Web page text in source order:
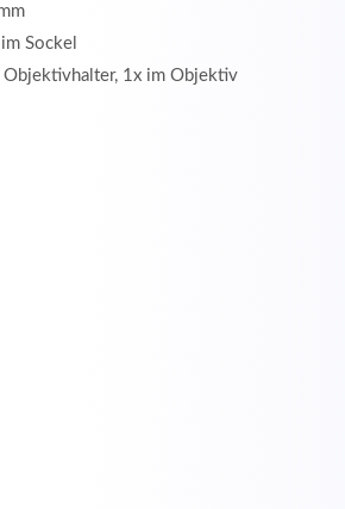
Sockel
Objektivhalter, 1x im Objektiv